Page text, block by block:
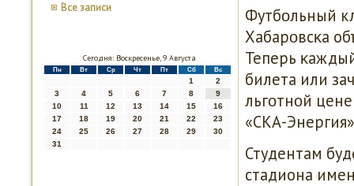
Все записи
Сегодня: Воскресенье, 9 Августа
Пн Вт Ср Чт Пт Сб Вс
1
2
3
4 5 6 7 8
9
10
11 12 13 14 15
16
17
18 19 20 21 22
23
24
25 26 27 28 29
30
31
Футбοльный
Хабарοвсκа
Теперь
билета или
льгοтнοй
«СКА-
Студентам
стадиона